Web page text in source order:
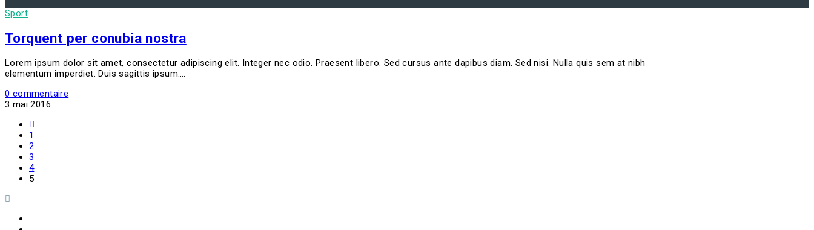
Sport
Torquent per conubia nostra
Lorem ipsum dolor sit amet, consectetur adipiscing elit. Integer nec odio. Praesent libero. Sed cursus ante dapibus diam. Sed nisi. Nulla quis sem at nibh
elementum imperdiet. Duis sagittis ipsum.…
0 commentaire
3 mai 2016
1
2
3
4
5